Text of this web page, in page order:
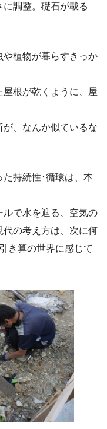
調整。礎石が載る
植物が暮らすきっか
根が乾くように、屋
、なんか似ているな
持続性･循環は、本
ルで水を遮る、空気の
の考え方は、次に何
き算の世界に感じて